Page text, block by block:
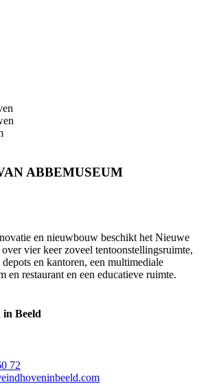
ABBEMUSEUM
en nieuwbouw beschikt het Nieuwe
vier keer zoveel tentoonstellingsruimte,
en kantoren, een multimediale
en restaurant en een educatieve ruimte.
Beeld
72